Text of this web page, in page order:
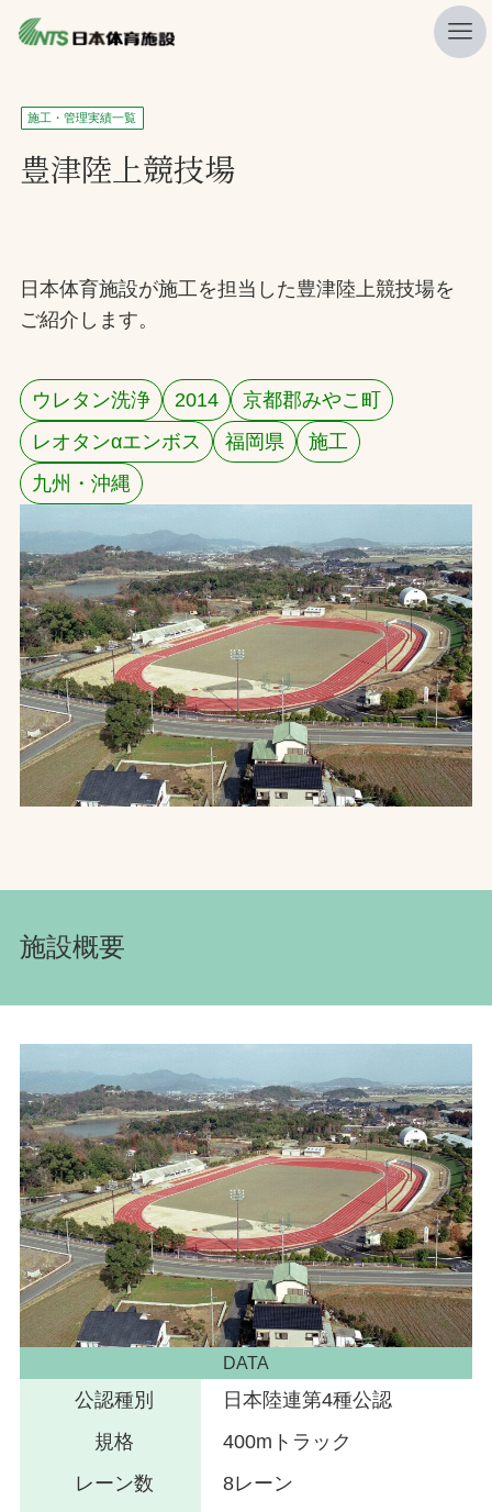
私たちの強み
ニュース
製品・サービス一覧
施工・管理実績一覧
採用情報
お問合せ
お取引先の皆様へ
プライバシーポリシー
ソーシャルメディアポリシー
施工・管理実績一覧
豊津陸上競技場
日本体育施設が施工を担当した豊津陸上競技場を
ご紹介します。
ウレタン洗浄 2014
京都郡みやこ町
レオタンαエンボス
福岡県
施工
九州・沖縄
施設概要
DATA
公認種別
日本陸連第4種公認
規格
400mトラック
レーン数
8レーン